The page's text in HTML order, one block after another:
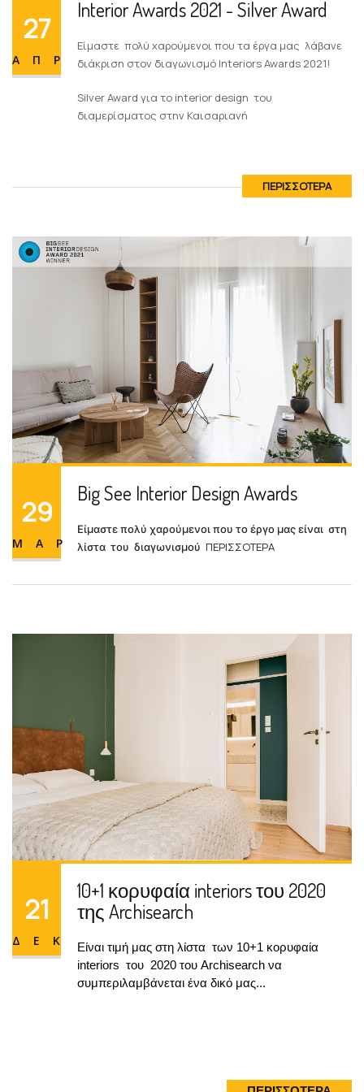
27
ΑΠΡ
Interior Awards 2021 - Silver Award
Είμαστε πολύ χαρούμενοι που τα έργα μας λάβανε
διάκριση στον διαγωνισμό Interiors Awards 2021!
Silver Award για το interior design του
διαμερίσματος στην Καισαριανή
ΠΕΡΙΣΣΟΤΕΡΑ
29
ΜΑΡ
Big See Interior Design Awards
Είμαστε πολύ χαρούμενοι που το έργο μας είναι στη
λίστα του διαγωνισμού ΠΕΡΙΣΣΟΤΕΡΑ
21
ΔΕΚ
10+1 κορυφαία interiors του 2020
της Archisearch
Είναι τιμή μας στη λίστα  των 10+1 κορυφαία
interiors  του  2020 του Archisearch να
συμπεριλαμβάνεται ένα δικό μας...
Interior Awards 2021 - Silver Award
Silver Award για το interior design του
διαμερίσματος στην Καισαριανή
ΠΕΡΙΣΣΟΤΕΡΑ
29
Big See Interior Design Awards
λίστα του διαγωνισμούΠΕΡΙΣΣΟΤΕΡΑ
10+1 κορυφαία interiors του 2020
της Archisearch